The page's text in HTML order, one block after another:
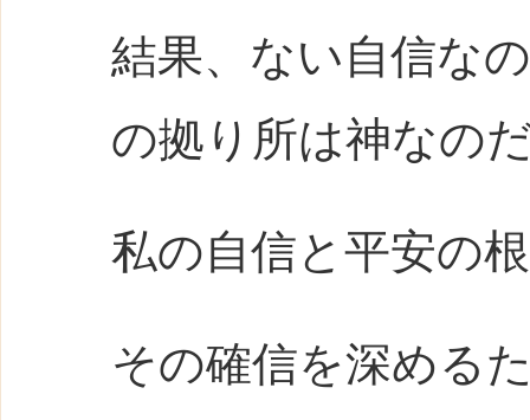
結果、ない自信な
の拠り所は神なの
私の自信と平安の
その確信を深める